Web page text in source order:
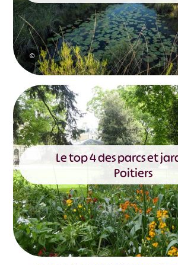
©
Le top 4 des parcs et
Poitiers
# # #
#
#